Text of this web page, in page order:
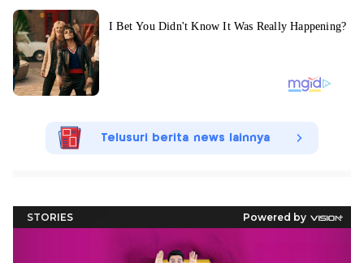
Telusuri berita news lainnya